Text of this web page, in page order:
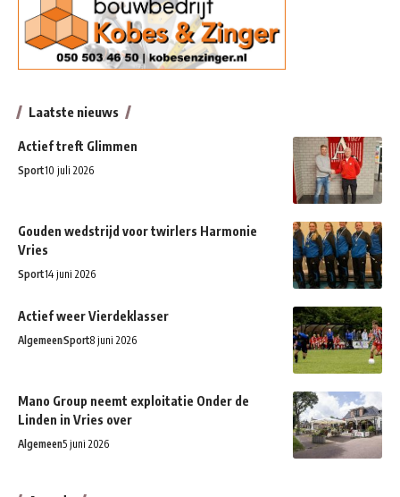
Laatste nieuws
Actief treft Glimmen
Sport10 juli 2026
Gouden wedstrijd voor twirlers Harmonie
Vries
Sport14 juni 2026
Actief weer Vierdeklasser
AlgemeenSport8 juni 2026
Mano Group neemt exploitatie Onder de
Linden in Vries over
Algemeen5 juni 2026